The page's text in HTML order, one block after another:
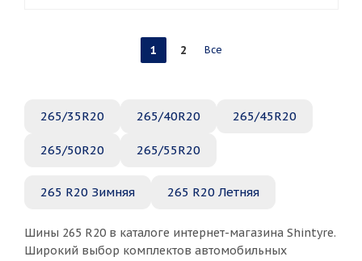
1 2 Все
265/35R20 265/40R20 265/45R20
265/50R20 265/55R20
265 R20 Зимняя 265 R20 Летняя
Шины 265 R20 в каталоге интернет-магазина Shintyre.
Широкий выбор комплектов автомобильных